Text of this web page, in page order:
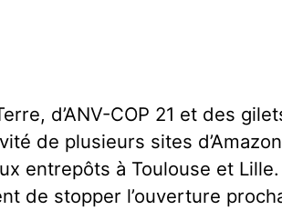
d’ANV-COP 21 et des
de plusieurs sites
entrepôts à Toulouse et Lille.
de stopper l’ouverture